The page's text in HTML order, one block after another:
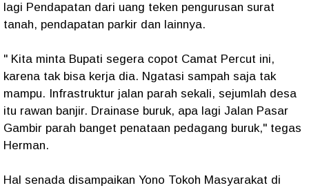
lagi Pendapatan dari uang teken pengurusan surat
tanah, pendapatan parkir dan lainnya.
" Kita minta Bupati segera copot Camat Percut ini,
karena tak bisa kerja dia. Ngatasi sampah saja tak
mampu. Infrastruktur jalan parah sekali, sejumlah desa
itu rawan banjir. Drainase buruk, apa lagi Jalan Pasar
Gambir parah banget penataan pedagang buruk," tegas
Herman.
Hal senada disampaikan Yono Tokoh Masyarakat di